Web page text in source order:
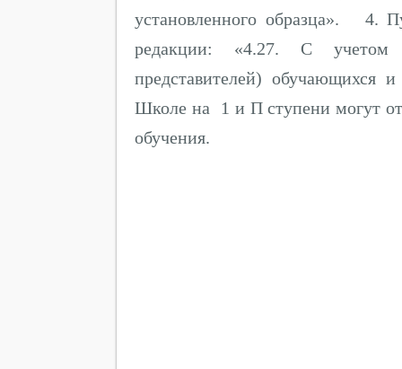
установленного образца». 4.
редакции: «4.27. С учетом
представителей) обучающихся
Школе на 1 и П ступени могут
обучения.